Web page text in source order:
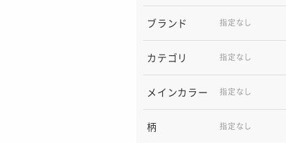
ブランド
カテゴリ
メインカラー
柄